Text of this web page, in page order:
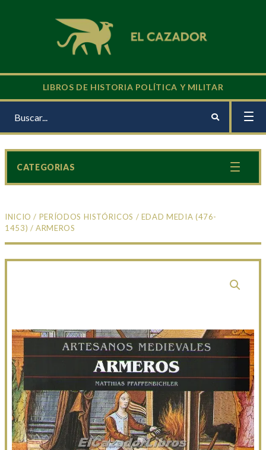
LIBROS DE HISTORIA POLÍTICA Y MILITAR
INICIO / PERÍODOS HISTÓRICOS / EDAD MEDIA (476-
1453) / ARMEROS
CATEGORIAS